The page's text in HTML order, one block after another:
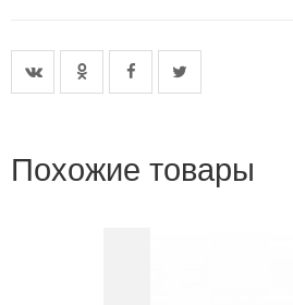
Похожие товары